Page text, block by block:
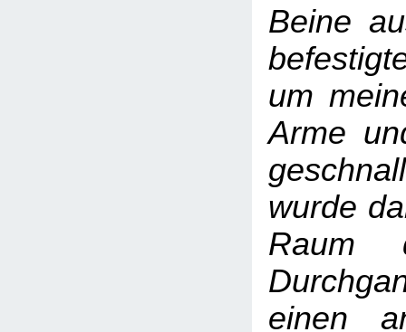
Beine
um
Arme
wurde
Raum
einen